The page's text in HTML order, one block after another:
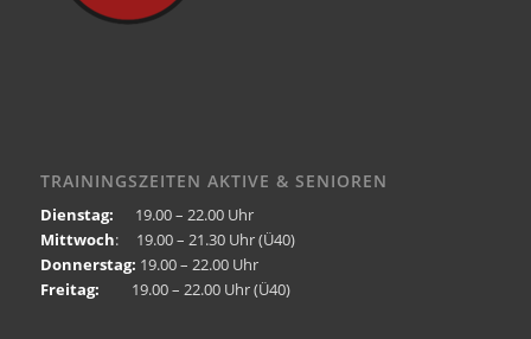
TRAININGSZEITEN AKTIVE & SENIOREN
Dienstag: 19.00 – 22.00 Uhr
Mittwoch: 19.00 – 21.30 Uhr (Ü40)
Donnerstag: 19.00 – 22.00 Uhr
Freitag: 19.00 – 22.00 Uhr (Ü40)